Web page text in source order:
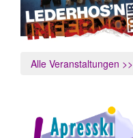
Alle Veranstaltungen >>